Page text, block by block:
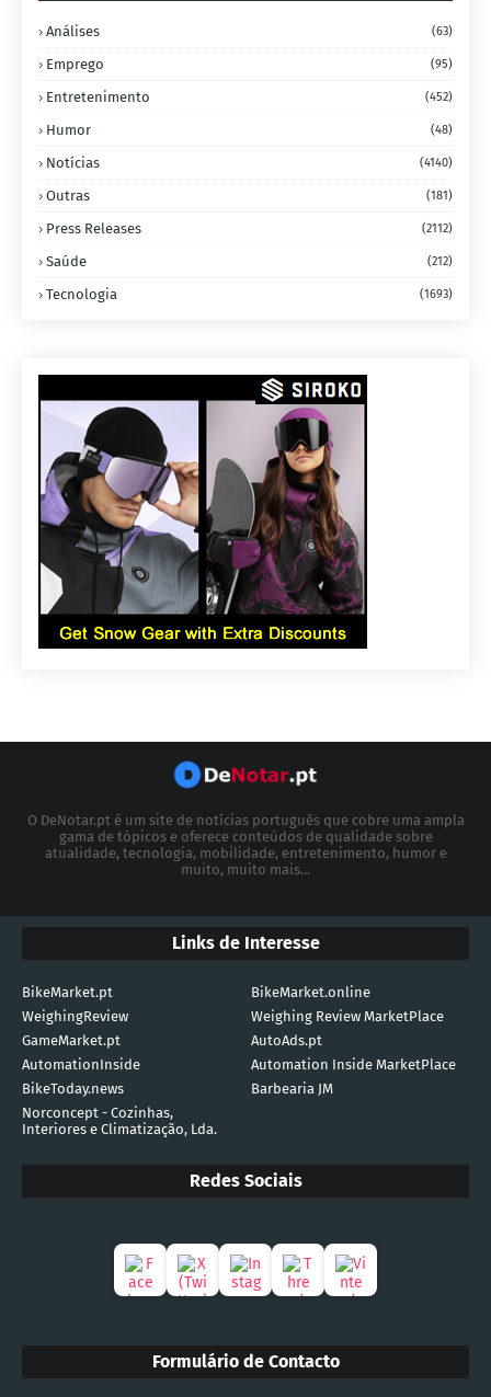
Análises (63)
Emprego (95)
Entretenimento (452)
Humor (48)
Notícias (4140)
Outras (181)
Press Releases (2112)
Saúde (212)
Tecnologia (1693)
O DeNotar.pt é um site de notícias português que cobre uma ampla
gama de tópicos e oferece conteúdos de qualidade sobre
atualidade, tecnologia, mobilidade, entretenimento, humor e
muito, muito mais...
Links de Interesse
BikeMarket.pt
BikeMarket.online
WeighingReview
Weighing Review MarketPlace
GameMarket.pt
AutoAds.pt
AutomationInside
Automation Inside MarketPlace
BikeToday.news
Barbearia JM
Norconcept - Cozinhas,
Interiores e Climatização, Lda.
Redes Sociais
Formulário de Contacto